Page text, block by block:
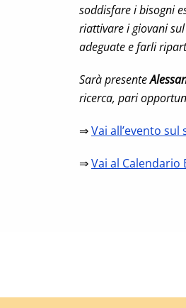
soddisfare i bisogni
riattivare i giovani
adeguate e farli
Sarà presente
ricerca, pari
⇒Vai all’evento sul
⇒Vai al Calendario